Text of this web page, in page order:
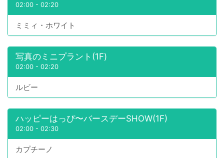
02:00 - 02:20
ミミィ・ホワイト
写真のミニプラント(1F)
02:00 - 02:20
ルビー
ハッピーはっぴ〜バースデーSHOW(1F)
02:00 - 02:30
カプチーノ